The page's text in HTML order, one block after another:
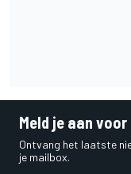
Meld je aan
Ontvang het laatste
je mailbox.